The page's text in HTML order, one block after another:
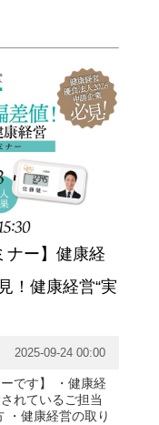
ナー】健康経
！健康経営“実
2025-09-24 00:00
です】 ・健康経
れているご担当
・健康経営の取り